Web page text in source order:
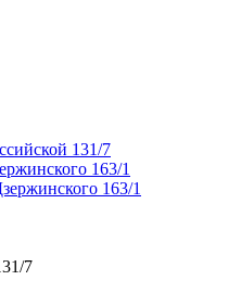
131/7
163/1
163/1
7